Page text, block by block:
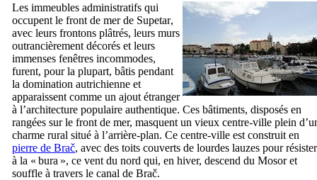
Les immeubles administratifs qui
occupent le front de mer de Supetar,
avec leurs frontons plâtrés, leurs murs
outrancièrement décorés et leurs
immenses fenêtres incommodes,
furent, pour la plupart, bâtis pendant
la domination autrichienne et
apparaissent comme un ajout étranger
à l’architecture populaire authentique. Ces bâtiments, disposés en
rangées sur le front de mer, masquent un vieux centre-ville plein
charme rural situé à l’arrière-plan. Ce centre-ville est construit en
pierre de Brač, avec des toits couverts de lourdes lauzes pour résister
à la « bura », ce vent du nord qui, en hiver, descend du Mosoret
souffle à travers le canal de Brač.